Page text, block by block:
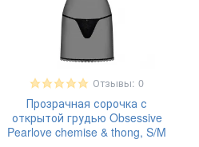
Отзывы: 0
Прозрачная сорочка с
открытой грудью Obsessive
Pearlove chemise & thong, S/M